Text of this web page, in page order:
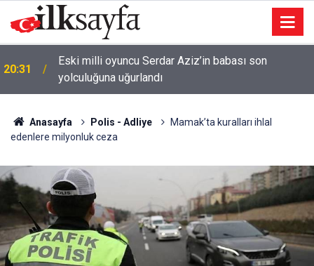
20:11 Uludağ yolunda orman yangını
Anasayfa Polis - Adliye
Mamak’ta kuralları ihlal
edenlere milyonluk ceza